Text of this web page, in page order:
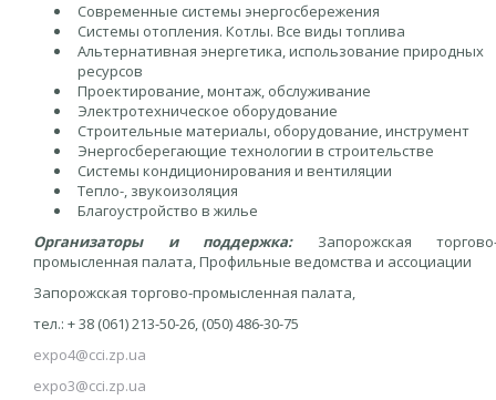
Современные системы энергосбережения
Системы отопления. Котлы. Все виды топлива
Альтернативная энергетика, использование природных
ресурсов
Проектирование, монтаж, обслуживание
Электротехническое оборудование
Строительные материалы, оборудование, инструмент
Энергосберегающие технологии в строительстве
Системы кондиционирования и вентиляции
Тепло-, звукоизоляция
Благоустройство в жилье
Организаторы и поддержка: Запорожская
промысленная палата, Профильные ведомства и ассоциации
Запорожская торгово-промысленная палата,
тел.: + 38 (061) 213-50-26, (050) 486-30-75
expo4@cci.zp.ua
expo3@cci.zp.ua